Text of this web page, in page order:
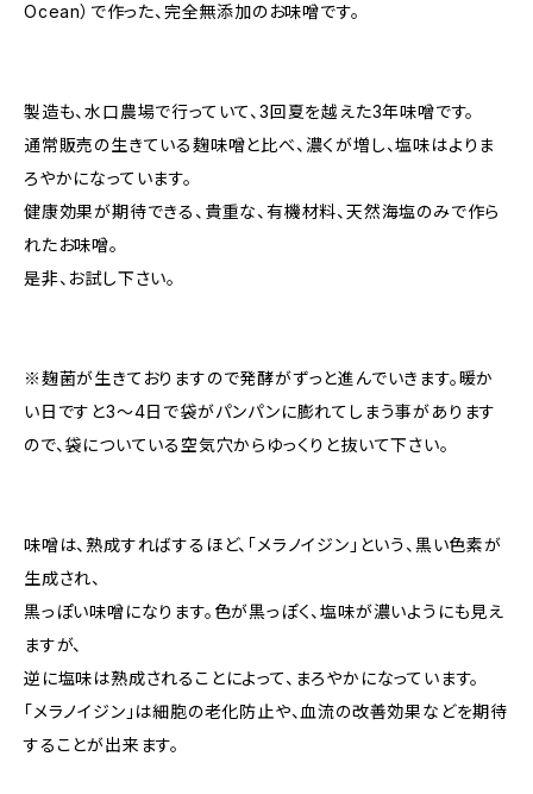
Ocean）で作った、完全無添加のお味噌です。
製造も、水口農場で行っていて、3回夏を越えた3年味噌です。
通常販売の生きている麹味噌と比べ、濃くが増し、塩味はよりま
ろやかになっています。
健康効果が期待できる、貴重な、有機材料、天然海塩のみで作ら
れたお味噌。
是非、お試し下さい。
※麹菌が生きておりますので発酵がずっと進んでいきます。暖か
い日ですと3～4日で袋がパンパンに膨れてしまう事があります
ので、袋についている空気穴からゆっくりと抜いて下さい。
味噌は、熟成すればするほど、「メラノイジン」という、黒い色素が
生成され、
黒っぽい味噌になります。色が黒っぽく、塩味が濃いようにも見え
ますが、
逆に塩味は熟成されることによって、まろやかになっています。
「メラノイジン」は細胞の老化防止や、血流の改善効果などを期待
することが出来ます。